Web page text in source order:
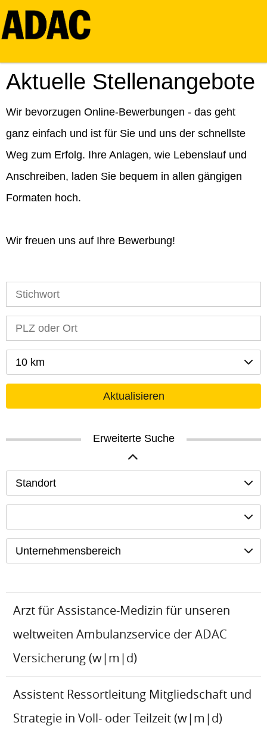
Aktuelle Stellenangebote
Wir bevorzugen Online-Bewerbungen - das geht
ganz einfach und ist für Sie und uns der schnellste
Weg zum Erfolg. Ihre Anlagen, wie Lebenslauf und
Anschreiben, laden Sie bequem in allen gängigen
Formaten hoch.
Wir freuen uns auf Ihre Bewerbung!
10 km
Aktualisieren
Erweiterte Suche
Standort
Unternehmensbereich
Arzt für Assistance-Medizin für unseren
weltweiten Ambulanzservice der ADAC
Versicherung (w|m|d)
Assistent Ressortleitung Mitgliedschaft und
Strategie in Voll- oder Teilzeit (w|m|d)